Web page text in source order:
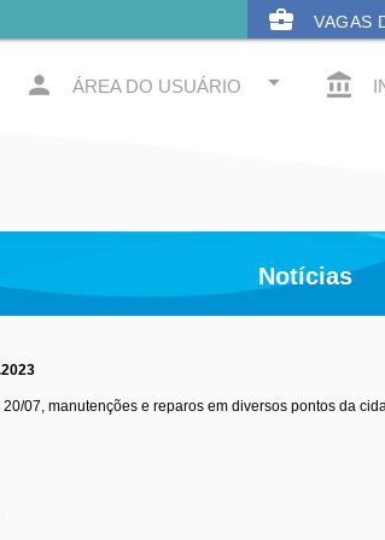
business_center VAGAS
person ÁREA DO USUÁRIO arrow_drop_down account_balance
Notícias
07, manutenções e reparos em diversos pontos da